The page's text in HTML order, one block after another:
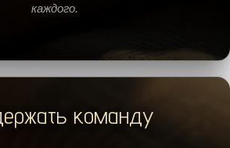
каждого.
команду